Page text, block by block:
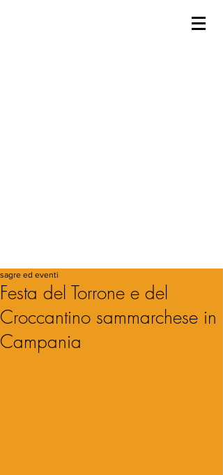
Festa del Torrone e del
Croccantino sammarchese in
Campania
sagre ed eventi